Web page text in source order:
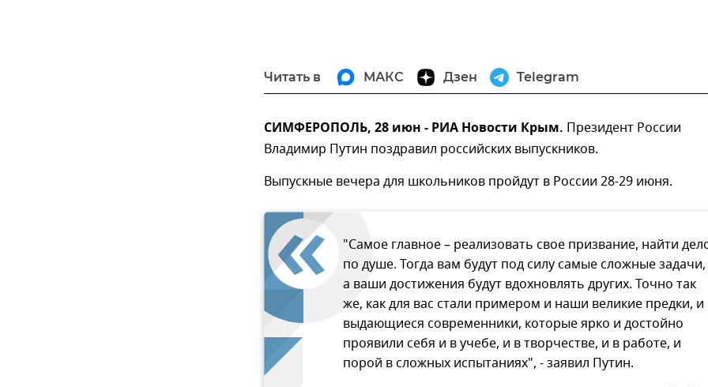
Читать в МАКС Дзен Telegram
СИМФЕРОПОЛЬ, 28 июн - РИА Новости Крым. Президент России
Владимир Путин поздравил российских выпускников.
Выпускные вечера для школьников пройдут в России 28-29 июня.
"Самое главное – реализовать свое призвание, найти
по душе. Тогда вам будут под силу самые сложные задачи,
а ваши достижения будут вдохновлять других. Точно так
же, как для вас стали примером и наши великие предки, и
выдающиеся современники, которые ярко и достойно
проявили себя и в учебе, и в творчестве, и в работе, и
порой в сложных испытаниях", - заявил Путин.